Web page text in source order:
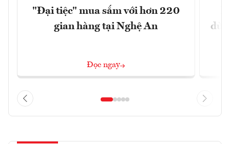
"Đại tiệc" mua sắm với hơn 220
gian hàng tại Nghệ An
Đọc ngay